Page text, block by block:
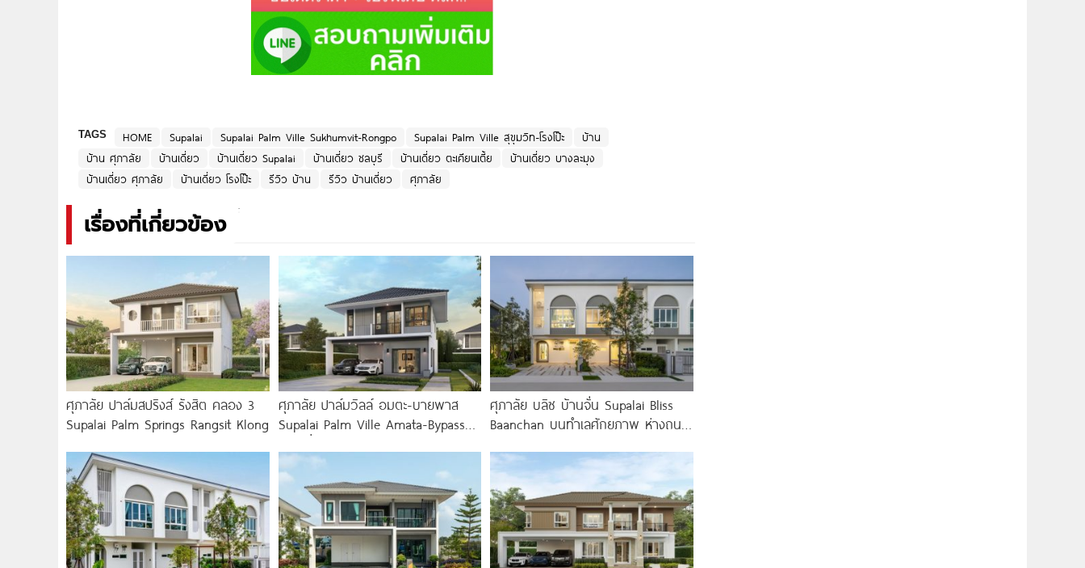
TAGS HOME Supalai Supalai Palm Ville Sukhumvit-Rongpo Supalai Palm Ville สุขุมวิท-โรงโป๊ะ
บ้าน
บ้าน ศุภาลัย
บ้านเดี่ยว บ้านเดี่ยว Supalai บ้านเดี่ยว ชลบุรี บ้านเดี่ยว ตะเคียนเตี้ย
บ้านเดี่ยว บางละมุง
บ้านเดี่ยว ศุภาลัย
บ้านเดี่ยว โรงโป๊ะ รีวิว บ้าน รีวิว บ้านเดี่ยว ศุภาลัย
เรื่องที่เกี่ยวข้อง
ศุภาลัย ปาล์มสปริงส์ รังสิต คลอง 3
Supalai Palm Springs Rangsit Klong
ศุภาลัย ปาล์มวิลล์ อมตะ-บายพาส
Supalai Palm Ville Amata-Bypass
เลี่ยงเมือง มอเตอร์เวย์
ศุภาลัย บลิซ บ้านจั่น Supalai Bliss
Baanchan บนทำเลศักยภาพ ห่างถนน